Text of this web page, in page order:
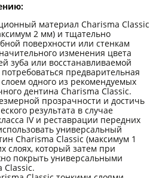
материал Charisma Classic
2 мм) и тщательно
поверхности или стенкам
изменения цвета
зуба или восстанавливаемой
предварительная
одного из рекомендуемых
дентина Charisma Classic.
прозрачности и достичь
результата в случае
IV и реставрации передних
универсальный
Charisma Classic (максимум 1
слоях, который затем при
покрыть универсальными
Classic.